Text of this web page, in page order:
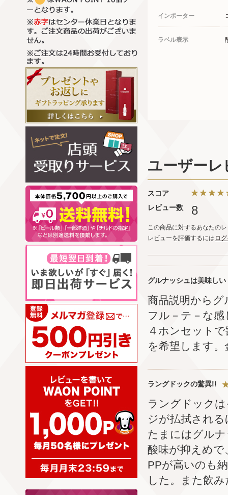
インポーター
ラベル表示
ユーザーレ
スコア
レビュー数
8
この商品に対するあなたの
レビューを評価するには ロ
グルナッシュは美味しい
商品説明から
フル－テ－な
４ホンセット
を希望します
ラングドックの驚異!!
ラングドック
ジが払拭され
たまにはグル
酸味が抑えめ
PPが高いのも
した。また飲